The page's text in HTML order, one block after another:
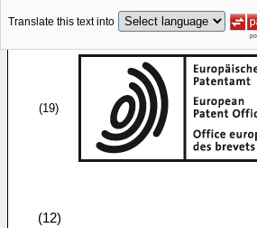
Translate this text into
(19)
(12)